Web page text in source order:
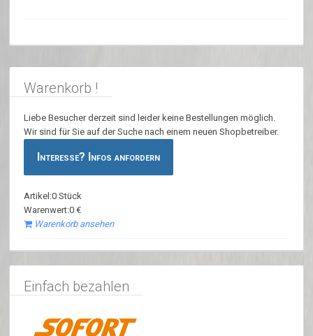
Warenkorb !
Liebe Besucher derzeit sind leider keine Bestellungen möglich.
Wir sind für Sie auf der Suche nach einem neuen Shopbetreiber.
Interesse? Infos anfordern
Artikel:0 Stück
Warenwert:0 €
Warenkorb ansehen
Einfach bezahlen